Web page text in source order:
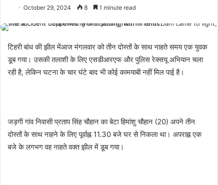
October 29, 2024 8 1 minute read
टिहरी बांध की झील मेंआज मंगलवार को तीन दोस्तों के साथ नाहते समय एक युवक
डूब गया। उसकी तलाशी के लिए एसडीआरएफ और पुलिस रेक्सयू अभियान चला
रही है, लेकिन घटना के चार घंटे बाद भी कोई कामयाबी नहीं मिल पाई है।
जड़गी गांव निवासी प्रताप सिंह चौहान का बेटा हिमांशु चौहान (20) अपने तीन
दोस्तों के साथ नाहने के लिए पूर्वाह्न 11.30 बजे घर से निकला था। अपराह्न एक
बजे के लगभग वह नाहते वक्त झील में डूब गया।